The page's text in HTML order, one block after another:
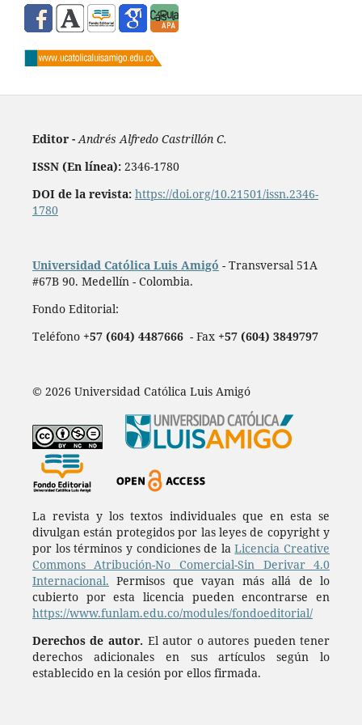
Editor - Andrés Alfredo Castrillón C.
ISSN (En línea): 2346-1780
DOI de la revista: https://doi.org/10.21501/issn.2346-
1780
Universidad Católica Luis Amigó - Transversal 51A
#67B 90. Medellín - Colombia.
Fondo Editorial:
Teléfono +57 (604) 4487666- Fax +57 (604) 3849797
© 2026 Universidad Católica Luis Amigó
La revista y los textos individuales que en esta se
divulgan están protegidos por las leyes de copyright y
por los términos y condiciones de laLicencia Creative
Commons Atribución-No Comercial-Sin Derivar 4.0
Internacional. Permisos que vayan más allá de lo
cubierto por esta licencia pueden encontrarse en
https://www.funlam.edu.co/modules/fondoeditorial/
Derechos de autor. El autor o autores pueden tener
derechos adicionales en sus artículos según lo
establecido en la cesión por ellos firmada.